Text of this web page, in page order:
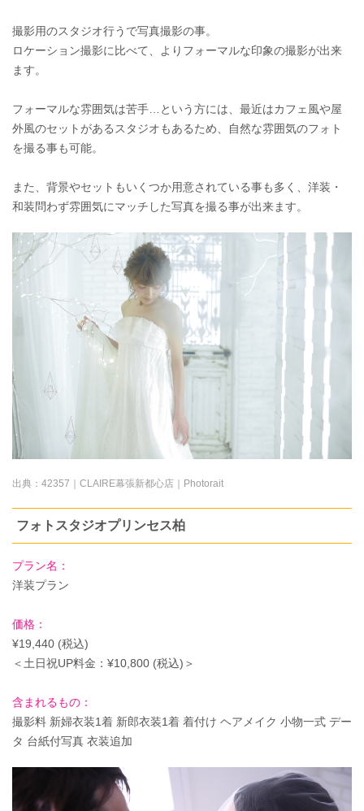
撮影用のスタジオ行うで写真撮影の事。
ロケーション撮影に比べて、よりフォーマルな印象の撮影が出来
ます。
フォーマルな雰囲気は苦手…という方には、最近はカフェ風や屋
外風のセットがあるスタジオもあるため、自然な雰囲気のフォト
を撮る事も可能。
また、背景やセットもいくつか用意されている事も多く、洋装・
和装問わず雰囲気にマッチした写真を撮る事が出来ます。
出典： 42357｜CLAIRE幕張新都心店｜Photorait
フォトスタジオプリンセス柏
プラン名：
洋装プラン
価格：
¥19,440 (税込)
＜土日祝UP料金：¥10,800 (税込)＞
含まれるもの：
撮影料 新婦衣装1着 新郎衣装1着 着付け ヘアメイク 小物一式 デー
タ 台紙付写真 衣装追加